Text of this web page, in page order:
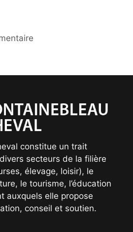
constitue un trait
secteurs de la filière
élevage, loisir), le
le tourisme, l’éducation
auxquels elle propose
conseil et soutien.